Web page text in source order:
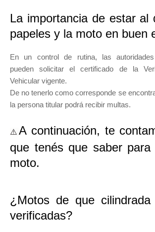
La importancia de estar al
papeles y la moto en buen
En un control de rutina, las
pueden solicitar el certificado de la
Vehicular vigente.
De no tenerlo como corresponde se
la persona titular podrá recibir multas.
⚠️ A continuación, te
que tenés que saber para
moto.
¿Motos de que
verificadas?